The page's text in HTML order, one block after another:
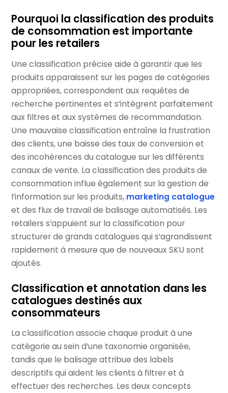
Pourquoi la classification des produits
de consommation est importante
pour les retailers
Une classification précise aide à garantir que les
produits apparaissent sur les pages de catégories
appropriées, correspondent aux requêtes de
recherche pertinentes et s’intègrent parfaitement
aux filtres et aux systèmes de recommandation.
Une mauvaise classification entraîne la frustration
des clients, une baisse des taux de conversion et
des incohérences du catalogue sur les différents
canaux de vente. La classification des produits de
consommation influe également sur la gestion de
l’information sur les produits, marketing catalogue
et des flux de travail de balisage automatisés. Les
retailers s’appuient sur la classification pour
structurer de grands catalogues qui s’agrandissent
rapidement à mesure que de nouveaux SKU sont
ajoutés.
Classification et annotation dans les
catalogues destinés aux
consommateurs
La classification associe chaque produit à une
catégorie au sein d’une taxonomie organisée,
tandis que le balisage attribue des labels
descriptifs qui aident les clients à filtrer et à
effectuer des recherches. Les deux concepts